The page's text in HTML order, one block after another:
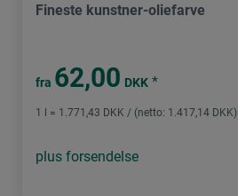
Fineste kunstner-oliefarve
fra 62,00 DKK *
1 l = 1.771,43 DKK / (netto: 1.417,14 DKK)
plus forsendelse